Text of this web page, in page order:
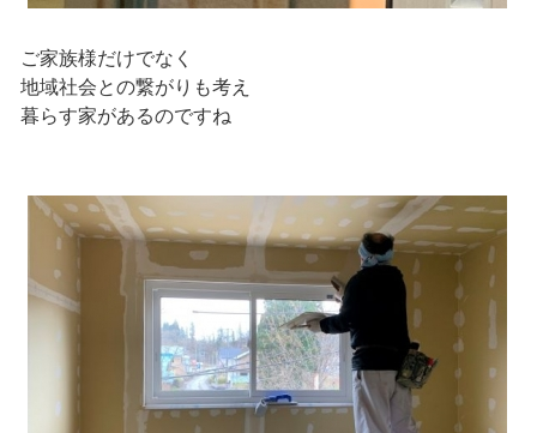
ご家族様だけでなく
地域社会との繋がりも考え
暮らす家があるのですね